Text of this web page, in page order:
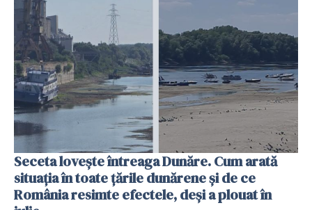
Seceta lovește întreaga Dunăre. Cum arată
situația în toate țările dunărene și de ce
România resimte efectele, deși a plouat în